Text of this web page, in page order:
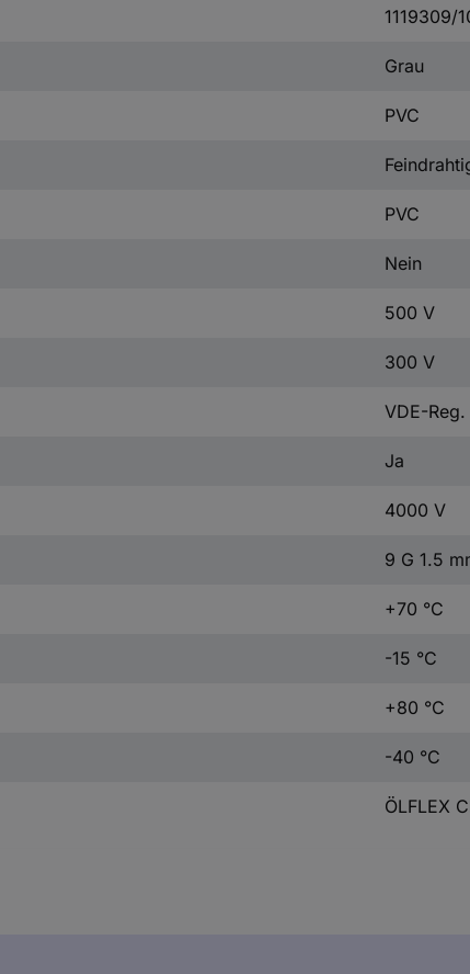
1119309/
Grau
PVC
PVC
Nein
500 V
300 V
VDE-
Ja
4000 V
9 G 1.5
+70 °C
-15 °C
+80 °C
-40 °C
ÖLFLEX